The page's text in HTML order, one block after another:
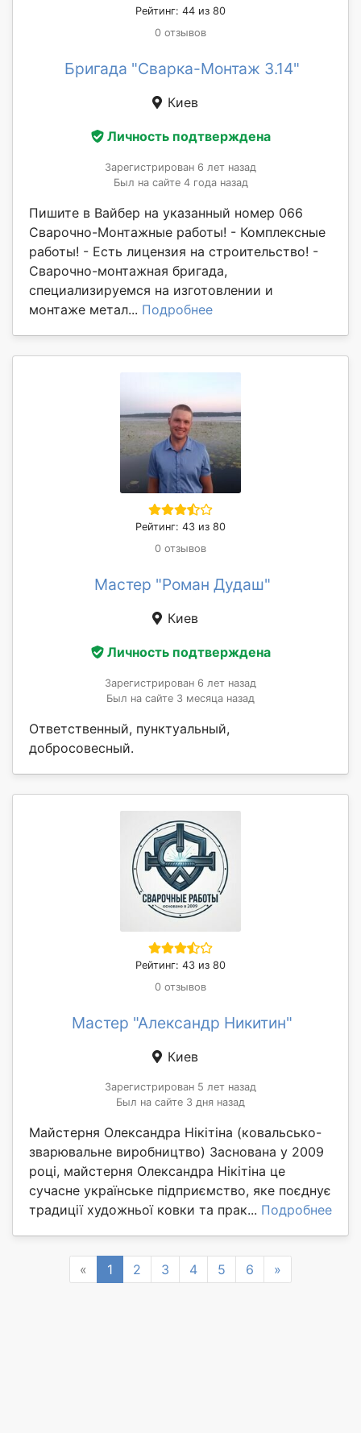
Рейтинг: 44 из 80
0 отзывов
Бригада "Сварка-Монтаж 3.14"
Киев
Личность подтверждена
Зарегистрирован 6 лет назад
Был на сайте 4 года назад
Пишите в Вайбер на указанный номер 066
Сварочно-Монтажные работы! - Комплексные
работы! - Есть лицензия на строительство! -
Сварочно-монтажная бригада,
специализируемся на изготовлении и
монтаже метал... Подробнее
Рейтинг: 43 из 80
0 отзывов
Мастер "Роман Дудаш"
Киев
Личность подтверждена
Зарегистрирован 6 лет назад
Был на сайте 3 месяца назад
Ответственный, пунктуальный,
добросовесный.
Рейтинг: 43 из 80
0 отзывов
Мастер "Александр Никитин"
Киев
Зарегистрирован 5 лет назад
Был на сайте 3 дня назад
Майстерня Олександра Нікітіна (ковальсько-
зварювальне виробництво) Заснована у 2009
році, майстерня Олександра Нікітіна це
сучасне українське підприємство, яке поєднує
традиції художньої ковки та прак... Подробнее
« Previous
1 2 3 4 5 6 »